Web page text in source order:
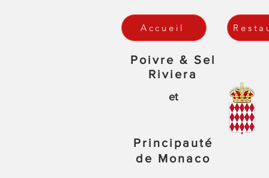
Accueil
Poivre & Sel
Riviera
et
Principauté
de Monaco